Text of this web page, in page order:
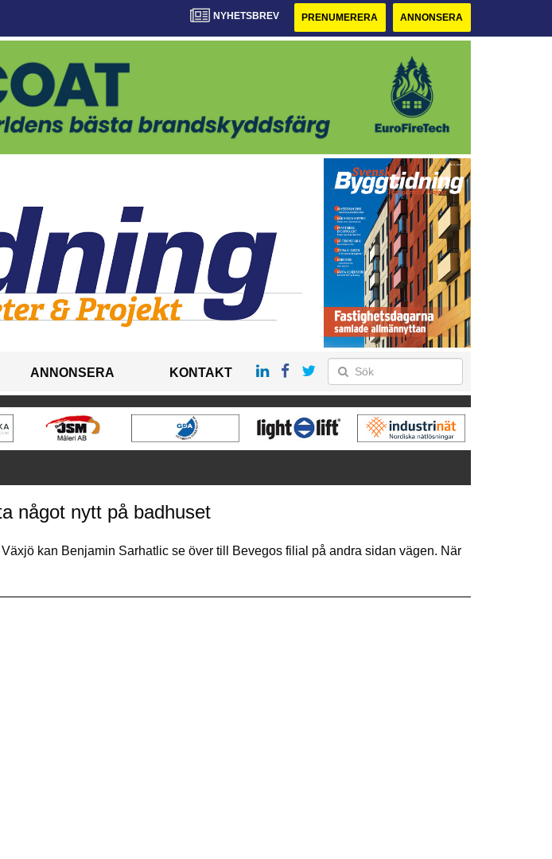
NYHETSBREV PRENUMERERA ANNONSERA
ANNONSERA KONTAKT
något nytt på badhuset
kan Benjamin Sarhatlic se över till Bevegos filial på andra sidan vägen. När